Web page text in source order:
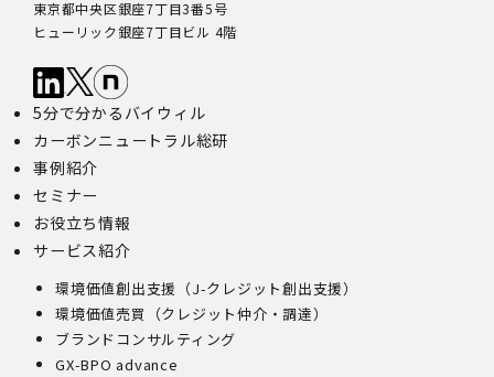
東京都中央区銀座7丁目3番5号
ヒューリック銀座7丁目ビル 4階
5分で分かるバイウィル
カーボンニュートラル総研
事例紹介
セミナー
お役立ち情報
サービス紹介
環境価値創出支援（J-クレジット創出支援）
環境価値売買（クレジット仲介・調達）
ブランドコンサルティング
GX-BPO advance